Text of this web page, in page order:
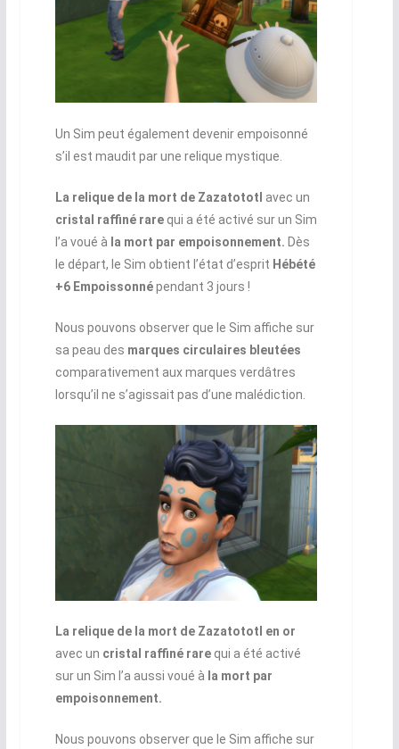
Un Sim peut également devenir empoisonné
s’il est maudit par une relique mystique.
La relique de la mort de Zazatototl avec un
cristal raffiné rarequi a été activé sur un Sim
l’a voué à la mort par empoisonnement. Dès
le départ, le Sim obtient l’état d’esprit Hébété
+6 Empoissonnépendant 3 jours !
Nous pouvons observer que le Sim affiche sur
sa peau des marques circulaires bleutées
comparativement aux marques verdâtres
lorsqu’il ne s’agissait pas d’une malédiction.
La relique de la mort de Zazatototl en or
avec un cristal raffiné rarequi a été activé
sur un Sim l’a aussi voué à la mort par
empoisonnement.
Nous pouvons observer que le Sim affiche sur